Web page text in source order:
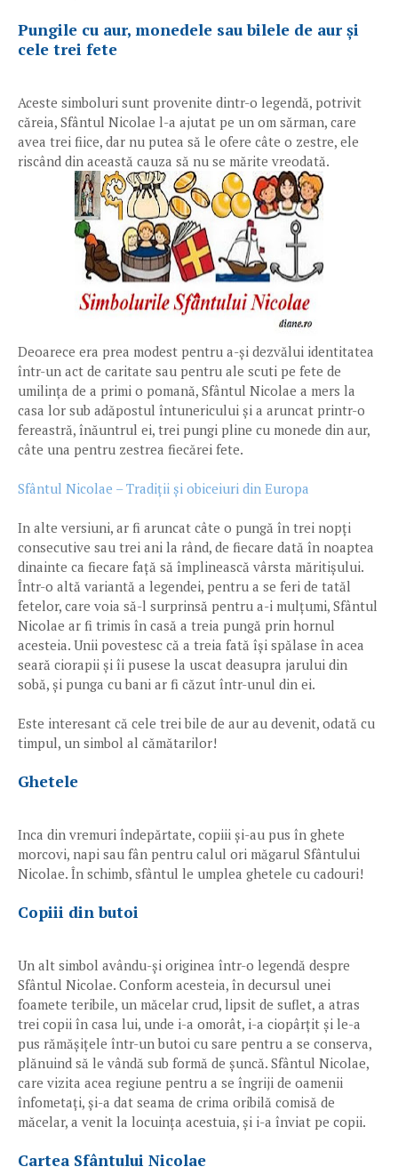
Pungile cu aur, monedele sau bilele de aur și
cele trei fete
Aceste simboluri sunt provenite dintr-o legendă, potrivit
căreia, Sfântul Nicolae l-a ajutat pe un om sărman, care
avea trei fiice, dar nu putea să le ofere câte o zestre, ele
riscând din această cauza să nu se mărite vreodată.
Deoarece era prea modest pentru a-și dezvălui identitatea
într-un act de caritate sau pentru ale scuti pe fete de
umilința de a primi o pomană, Sfântul Nicolae a mers la
casa lor sub adăpostul întunericului și a aruncat printr-o
fereastră, înăuntrul ei, trei pungi pline cu monede din aur,
câte una pentru zestrea fiecărei fete.
Sfântul Nicolae – Tradiții și obiceiuri din Europa
In alte versiuni, ar fi aruncat câte o pungă în trei nopți
consecutive sau trei ani la rând, de fiecare dată în noaptea
dinainte ca fiecare față să împlinească vârsta măritișului.
Într-o altă variantă a legendei, pentru a se feri de tatăl
fetelor, care voia să-l surprinsă pentru a-i mulțumi, Sfântul
Nicolae ar fi trimis în casă a treia pungă prin hornul
acesteia. Unii povestesc că a treia fată își spălase în acea
seară ciorapii și îi pusese la uscat deasupra jarului din
sobă, și punga cu bani ar fi căzut într-unul din ei.
Este interesant că cele trei bile de aur au devenit, odată cu
timpul, un simbol al cămătarilor!
Ghetele
Inca din vremuri îndepărtate, copiii și-au pus în ghete
morcovi, napi sau fân pentru calul ori măgarul Sfântului
Nicolae. În schimb, sfântul le umplea ghetele cu cadouri!
Copiii din butoi
Un alt simbol avându-și originea într-o legendă despre
Sfântul Nicolae. Conform acesteia, în decursul unei
foamete teribile, un măcelar crud, lipsit de suflet, a atras
trei copii în casa lui, unde i-a omorât, i-a ciopârțit și le-a
pus rămășițele într-un butoi cu sare pentru a se conserva,
plănuind să le vândă sub formă de șuncă. Sfântul Nicolae,
care vizita acea regiune pentru a se îngriji de oamenii
înfometați, și-a dat seama de crima oribilă comisă de
măcelar, a venit la locuința acestuia, și i-a înviat pe copii.
Cartea Sfântului Nicolae